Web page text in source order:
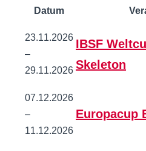
Datum
23.11.2026
–
29.11.2026
IBSF
Skeleton
07.12.2026
–
11.12.2026
Europacup